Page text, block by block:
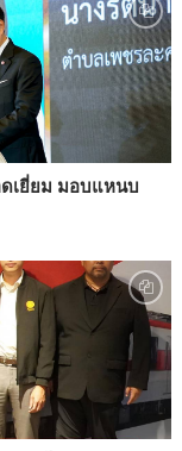
เยี่ยม มอบแหนบ